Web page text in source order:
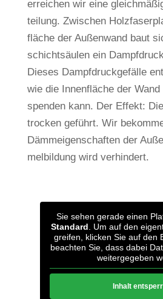
errei­chen wir eine
tei­lung. Zwi­schen
fläche der Außen­wand baut
schicht­säulen ein
Dieses Dampf­druck­ge­fälle
wie die Innen­fläche der Wand
spenden kann. Der Effekt:
tro­cken geführt. Wir
Dämm­ei­gen­schaften der
mel­bil­dung wird verhindert.
Sie sehen gerade einen
Stan­dard . Um auf den
greifen, kli­cken Sie auf den
beachten Sie, dass dabei
wei­ter­ge­geben
Inhalt